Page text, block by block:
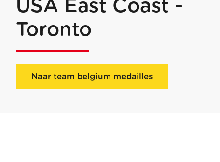
USA East Coast -
Toronto
Naar team belgium medailles